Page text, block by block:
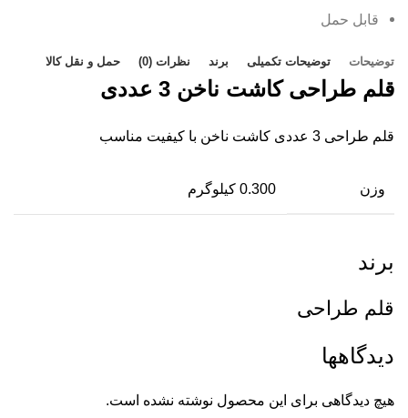
قابل حمل
توضیحات توضیحات تکمیلی برند نظرات (0) حمل و نقل کالا
قلم طراحی کاشت ناخن 3 عددی
قلم طراحی 3 عددی کاشت ناخن با کیفیت مناسب
وزن 0.300 کیلوگرم
برند
قلم طراحی
دیدگاهها
هیچ دیدگاهی برای این محصول نوشته نشده است.